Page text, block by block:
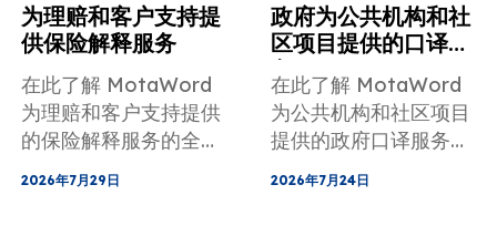
为理赔和客户支持提
供保险解释服务
在此了解 MotaWord
为理赔和客户支持提供
的保险解释服务的全部
信息
2026年7月29日
政府为公共机构和社
区项目提供的口译服
务
在此了解 MotaWord
为公共机构和社区项目
提供的政府口译服务的
全部信息
2026年7月24日